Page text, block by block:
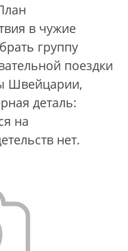
в чужие
группу
поездки
Швейцарии,
деталь:
на
нет.